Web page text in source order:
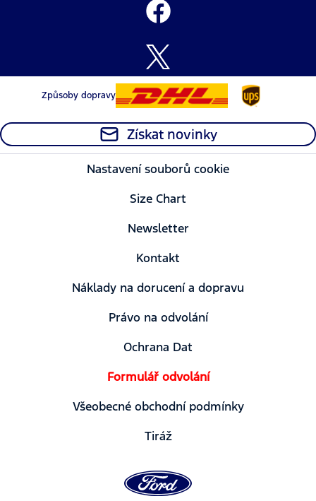
Způsoby dopravy
Získat novinky
Nastavení souborů cookie
Size Chart
Newsletter
Kontakt
Náklady na dorucení a dopravu
Právo na odvolání
Ochrana Dat
Formulář odvolání
Všeobecné obchodní podmínky
Tiráž